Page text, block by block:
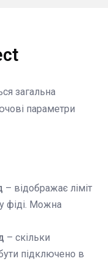
загальна
параметри
– відображає ліміт
фіді. Можна
– скільки
підключено в